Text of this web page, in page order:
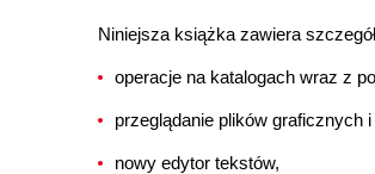
Niniejsza książka zawiera
operacje na katalogach wraz z
przeglądanie plików graficznych
nowy edytor tekstów,